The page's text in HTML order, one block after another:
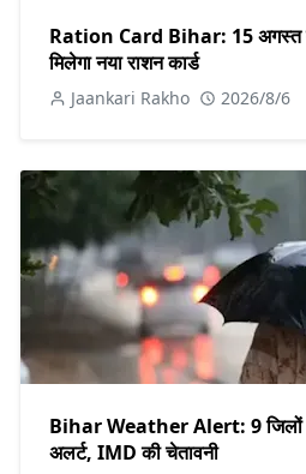
Ration Card Bihar: 15 अगस्त
मिलेगा नया राशन कार्ड
Jaankari Rakho 2026/8/6
Bihar Weather Alert: 9 जिलों में
अलर्ट, IMD की चेतावनी